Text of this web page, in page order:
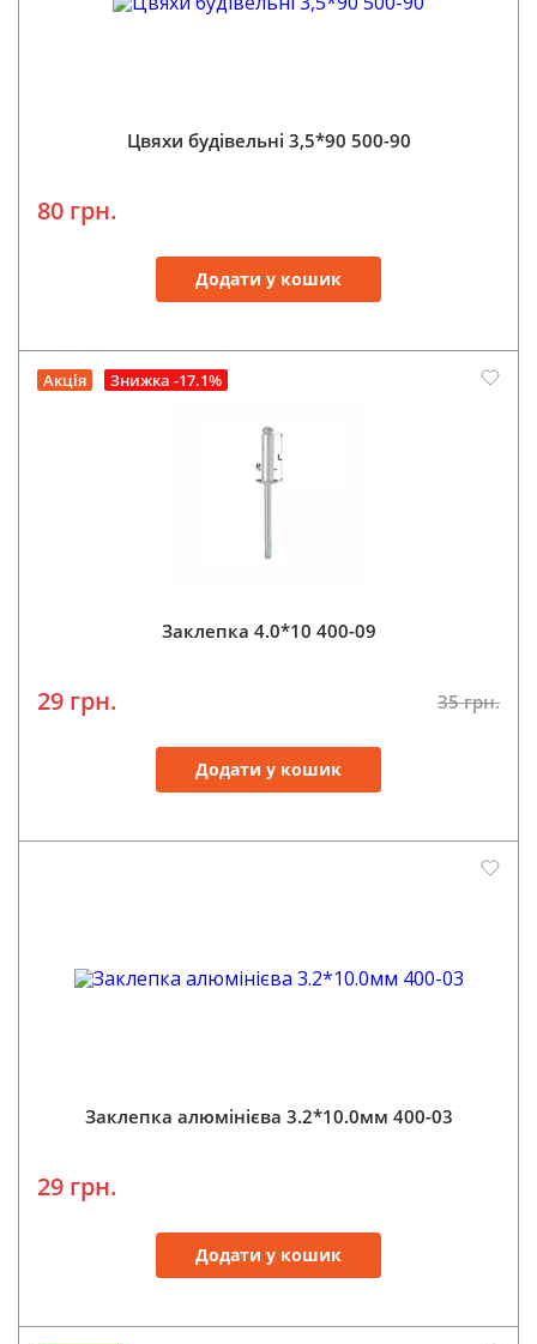
Цвяхи будівельні 3,5*90 500-90
80 грн.
Додати у кошик
Акція Знижка -17.1%
Заклепка 4.0*10 400-09
29 грн. 35 грн.
Додати у кошик
Заклепка алюмінієва 3.2*10.0мм 400-03
29 грн.
Додати у кошик